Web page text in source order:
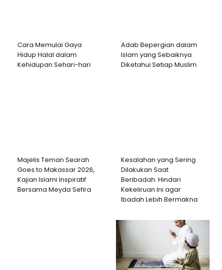
Cara Memulai Gaya
Hidup Halal dalam
Kehidupan Sehari-hari
Adab Bepergian dalam
Islam yang Sebaiknya
Diketahui Setiap Muslim
Majelis Teman Searah
Goes to Makassar 2026,
Kajian Islami Inspiratif
Bersama Meyda Sefira
Kesalahan yang Sering
Dilakukan Saat
Beribadah: Hindari
Kekeliruan Ini agar
Ibadah Lebih Bermakna